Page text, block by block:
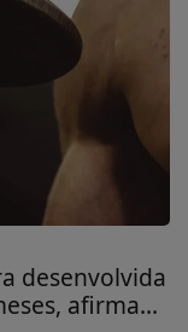
desenvolvida
afirma...